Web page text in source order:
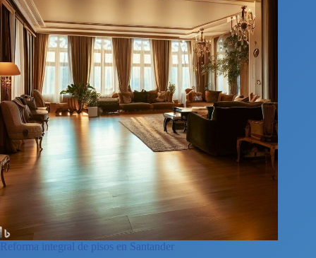
Reforma integral de pisos en Santander